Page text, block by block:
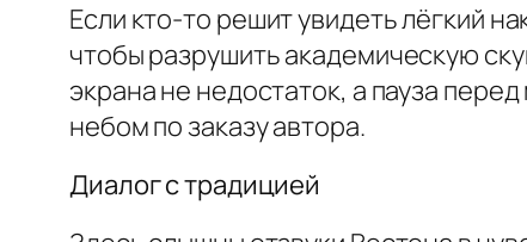
Если кто-то решит увидеть лёгкий
чтобы разрушить академическую
экрана не недостаток, а пауза
небом по заказу автора.
Диалог с традицией